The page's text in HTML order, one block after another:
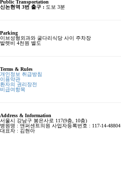
Public Transportation
신논현역 3번 출구 : 도보 3분
Parking
이브성형외과와 굴다리식당 사이 주차장
발렛비 4천원 별도
Terms & Rules
개인정보 취급방침
이용약관
환자의 권리장전
비급여항목
Address & Information
서울시 강남구 봉은사로 117(9층, 10층)
병원명 : 앤퍼센트의원 사업자등록번호 : 117-14-48804
대표자 : 김현아